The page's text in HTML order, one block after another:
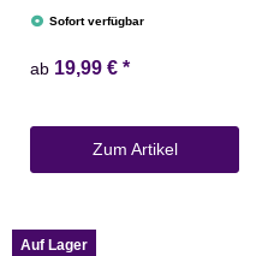
Wunschtext für jeden
Erinnerungskiste
Sofort verfügbar
ab 19,99 € *
Zum Artikel
Auf Lager